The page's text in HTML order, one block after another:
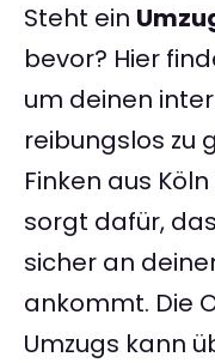
Steht ein
bevor? Hier
um deinen
reibungslos zu
Finken aus
sorgt dafür,
sicher an
ankommt. Die
Umzugs kann